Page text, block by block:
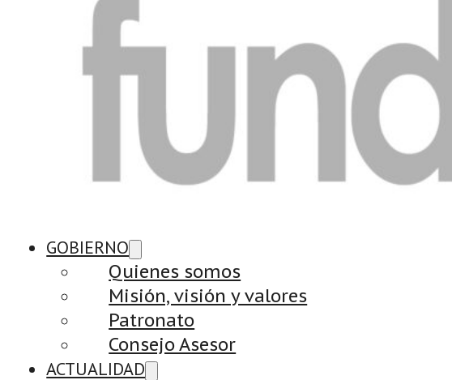
GOBIERNO
Quienes somos
Misión, visión y valores
Patronato
Consejo Asesor
ACTUALIDAD